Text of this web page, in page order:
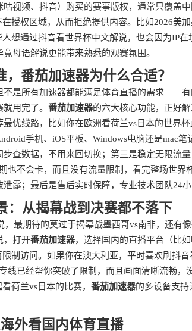
视频、抖音）购买的赛事版权，通常只覆盖
授权区域，从而拒绝提供内容。比如2026美
想通过抖音看世界杯中文解说，也会因为IP
母语解说更能带来熟悉的观赛氛围。
番茄加速器为什么合适？
不是所有加速器都能满足体育直播的需求——
用完了。 番茄加速器的六大核心功能，正好
优线路，比如你在欧洲看荷兰vs日本的世界
手机、iOS平板、Windows电脑还是mac
查数据，不用来回切换；第三是稳定无限流
也不会卡，而且没有流量限制，看完整场世
露；最后是售后实时保障，专业技术团队24
：从揭幕战到决赛都不落下
最期待的莫过于揭幕战墨西哥vs南非，还有
，打开番茄加速器，选择国内的直播平台（比
制访问。如果你在澳大利亚，平时喜欢刷抖
线已经帮你突破了限制，而且画面清晰流畅，
荷兰vs日本的比赛， 番茄加速器的多设备支持
外看国内体育直播